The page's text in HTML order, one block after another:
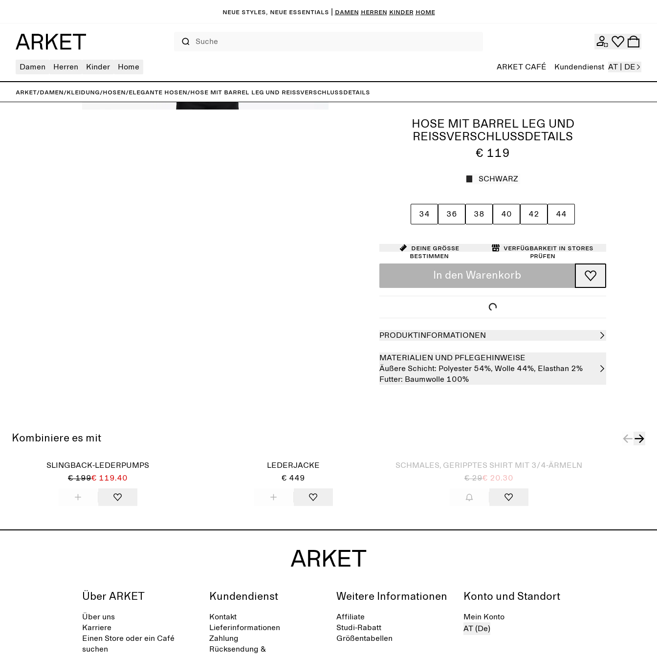
Neue Styles, neue Essentials | DAMEN HERREN KINDER HOME
Damen Herren Kinder Home ARKET CAFÉ Kundendienst AT | DE
ARKET/Damen/Kleidung/Hosen/Elegante Hosen/Hose mit Barrel Leg und Reißverschlussdetails
HOSE MIT BARREL LEG UND
REISSVERSCHLUSSDETAILS
€ 119
SCHWARZ
34 36 38 40 42 44
Deine Größe
bestimmen
Verfügbarkeit in Stores
prüfen
In den Warenkorb
PRODUKTINFORMATIONEN
MATERIALIEN UND PFLEGEHINWEISE
Äußere Schicht: Polyester 54%, Wolle 44%, Elasthan 2%
Futter: Baumwolle 100%
Kombiniere es mit
SLINGBACK-LEDERPUMPS
€ 199€ 119.40
LEDERJACKE
€ 449
SCHMALES, GERIPPTES SHIRT MIT 3/4-ÄRMELN
€ 29€ 20.30
Über ARKET
Über uns
Karriere
Einen Store oder ein Café
suchen
Kundendienst
Kontakt
Lieferinformationen
Zahlung
Rücksendung &
Weitere Informationen
Affiliate
Studi-Rabatt
Größentabellen
Konto und Standort
Mein Konto
AT (De)